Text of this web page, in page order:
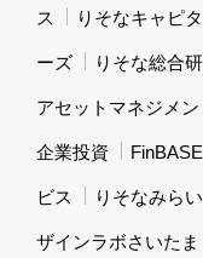
ス りそなキャピ
ーズ りそな総合
アセットマネジメン
企業投資 FinBASE
ビス りそなみら
ザインラボさいたま